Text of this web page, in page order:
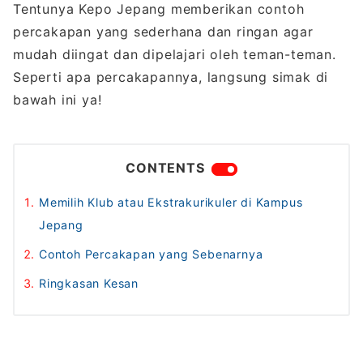
Tentunya Kepo Jepang memberikan contoh
percakapan yang sederhana dan ringan agar
mudah diingat dan dipelajari oleh teman-teman.
Seperti apa percakapannya, langsung simak di
bawah ini ya!
CONTENTS
Memilih Klub atau Ekstrakurikuler di Kampus
Jepang
Contoh Percakapan yang Sebenarnya
Ringkasan Kesan